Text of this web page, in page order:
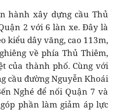
hành xây dựng cầu Thủ
2 với 6 làn xe. Đây là
kiểu dây văng, cao 113m,
về phía Thủ Thiêm,
của thành phố. Cùng với
cầu đường Nguyễn Khoái
Nghé để nối Quận 7 và
phần làm giảm áp lực